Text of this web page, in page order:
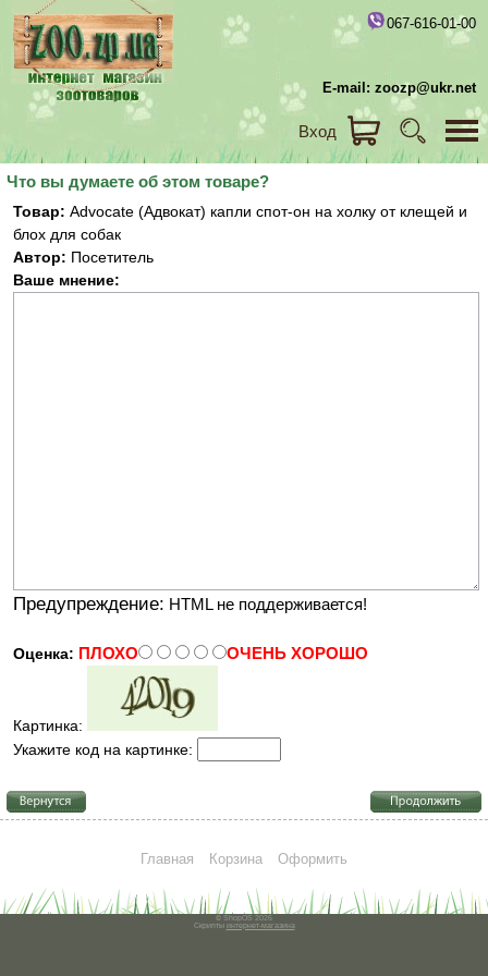
067-616-01-00
E-mail: zoozp@ukr.net
Вход
Что вы думаете об этом товаре?
Товар: Advocate (Адвокат) капли спот-он на холку от клещей и
блох для собак
Автор: Посетитель
Ваше мнение:
Предупреждение: HTML не поддерживается!
Оценка: ПЛОХО ОЧЕНЬ ХОРОШО
Картинка:
Укажите код на картинке:
Главная Корзина Оформить
© ShopOS 2026
Скрипты интернет-магазина